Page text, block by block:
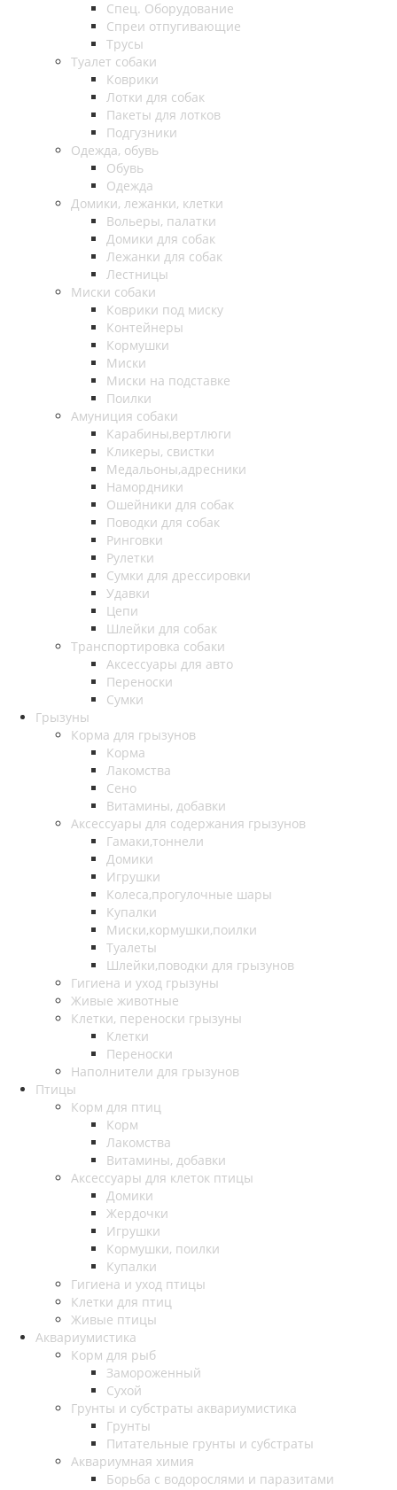
Спец. Оборудование
Спреи отпугивающие
Трусы
Туалет собаки
Коврики
Лотки для собак
Пакеты для лотков
Подгузники
Одежда, обувь
Обувь
Одежда
Домики, лежанки, клетки
Вольеры, палатки
Домики для собак
Лежанки для собак
Лестницы
Миски собаки
Коврики под миску
Контейнеры
Кормушки
Миски
Миски на подставке
Поилки
Амуниция собаки
Карабины,вертлюги
Кликеры, свистки
Медальоны,адресники
Намордники
Ошейники для собак
Поводки для собак
Ринговки
Рулетки
Сумки для дрессировки
Удавки
Цепи
Шлейки для собак
Транспортировка собаки
Аксессуары для авто
Переноски
Сумки
Грызуны
Корма для грызунов
Корма
Лакомства
Сено
Витамины, добавки
Аксессуары для содержания грызунов
Гамаки,тоннели
Домики
Игрушки
Колеса,прогулочные шары
Купалки
Миски,кормушки,поилки
Туалеты
Шлейки,поводки для грызунов
Гигиена и уход грызуны
Живые животные
Клетки, переноски грызуны
Клетки
Переноски
Наполнители для грызунов
Птицы
Корм для птиц
Корм
Лакомства
Витамины, добавки
Аксессуары для клеток птицы
Домики
Жердочки
Игрушки
Кормушки, поилки
Купалки
Гигиена и уход птицы
Клетки для птиц
Живые птицы
Аквариумистика
Корм для рыб
Замороженный
Сухой
Грунты и субстраты аквариумистика
Грунты
Питательные грунты и субстраты
Аквариумная химия
Борьба с водорослями и паразитами